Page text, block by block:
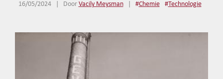
16/05/2024 Door Vacily Meysman #Chemie #Technologie